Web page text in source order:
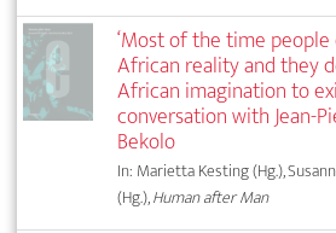
‘Most of the time
African reality and they
African imagination to
conversation with Jean-
Bekolo
In: Marietta Kesting (Hg.),
(Hg.),Human after Man